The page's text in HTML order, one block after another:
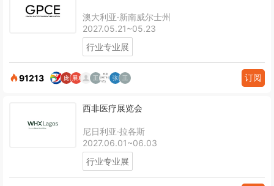
澳大利亚·新南威尔士州
2027.05.21~05.23
行业专业展
91213 订阅
西非医疗展览会
尼日利亚·拉各斯
2027.06.01~06.03
行业专业展